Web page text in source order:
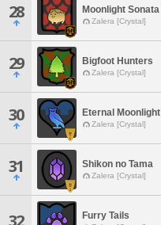
28 Moonlight Sonata
Zalera [Crystal]
29 Bigfoot Hunters
Zalera [Crystal]
30 Eternal Moonlight
Zalera [Crystal]
31 Shikon no Tama
Zalera [Crystal]
32 Furry Tails